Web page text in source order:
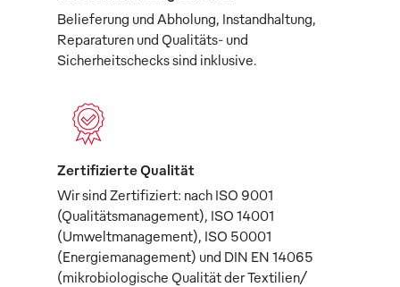
Belieferung und Abholung, Instandhaltung,
Reparaturen und Qualitäts- und
Sicherheitschecks sind inklusive.
Zertifizierte Qualität
Wir sind Zertifiziert: nach ISO 9001
(Qualitätsmanagement), ISO 14001
(Umweltmanagement), ISO 50001
(Energiemanagement) und DIN EN 14065
(mikrobiologische Qualität der Textilien/